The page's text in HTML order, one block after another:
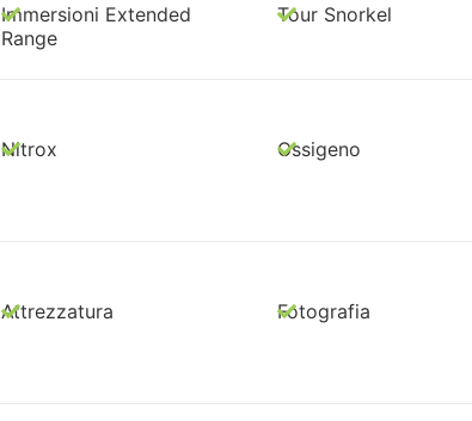
Immersioni Extended
Range
Tour Snorkel
Nitrox Ossigeno
Attrezzatura Fotografia